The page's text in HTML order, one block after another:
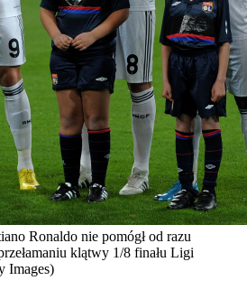
Ronaldo nie pomógł od razu
klątwy 1/8 finału Ligi
Images)